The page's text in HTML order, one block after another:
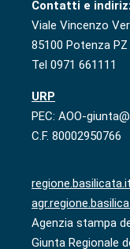
Contatti e
Viale Vincenzo
85100 Potenza PZ
Tel 0971 661111
URP
PEC: AOO-
C.F. 80002950766
regione.basilicata.it
Agenzia stampa
Giunta Regionale